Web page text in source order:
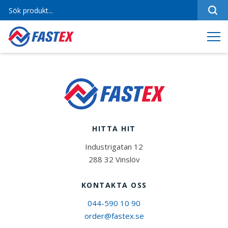
HITTA HIT
Industrigatan 12
288 32 Vinslöv
KONTAKTA OSS
044-590 10 90
order@fastex.se
Varumärken
Jobba hos oss
Kontakt